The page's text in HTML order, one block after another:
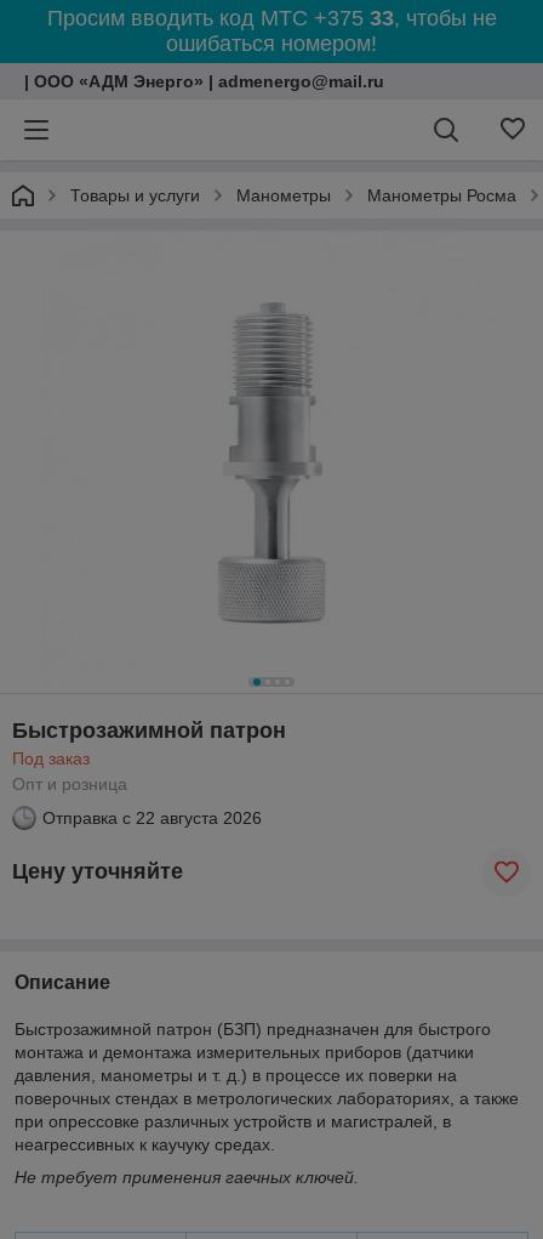
Просим вводить код МТС +375 33, чтобы не
ошибаться номером!
| ООО «АДМ Энерго» | admenergo@mail.ru
Товары и услуги Манометры Манометры Росма
Быстрозажимной патрон
Под заказ
Опт и розница
Отправка с 22 августа 2026
Цену уточняйте
Описание
Быстрозажимной патрон (БЗП) предназначен для быстрого
монтажа и демонтажа измерительных приборов (датчики
давления, манометры и т. д.) в процессе их поверки на
поверочных стендах в метрологических лабораториях, а также
при опрессовке различных устройств и магистралей, в
неагрессивных к каучуку средах.
Не требует применения гаечных ключей.